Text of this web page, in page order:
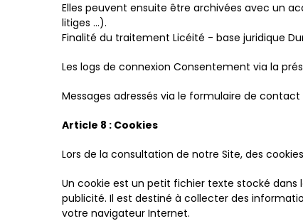
Elles peuvent ensuite être archivées avec un
litiges ...).
Finalité du traitement Licéité - base juridique
Les logs de connexion Consentement via la
Messages adressés via le formulaire de
Article 8 : Cookies
Lors de la consultation de notre Site, des
Un cookie est un petit fichier texte stocké dans
publicité. Il est destiné à collecter des
votre navigateur Internet.